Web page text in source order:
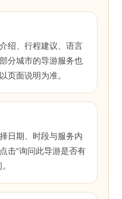
绍、行程建议、语言
分城市的导游服务也
页面说明为准。
日期、时段与服务内
击“询问此导游是否有